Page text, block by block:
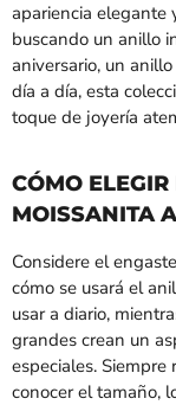
apariencia elegante
buscando un anillo
aniversario, un
día a día, esta
toque de joyería
CÓMO
MOISSANITA
Considere el
cómo se usará el
usar a diario,
grandes crean un
especiales.
conocer el tamaño,